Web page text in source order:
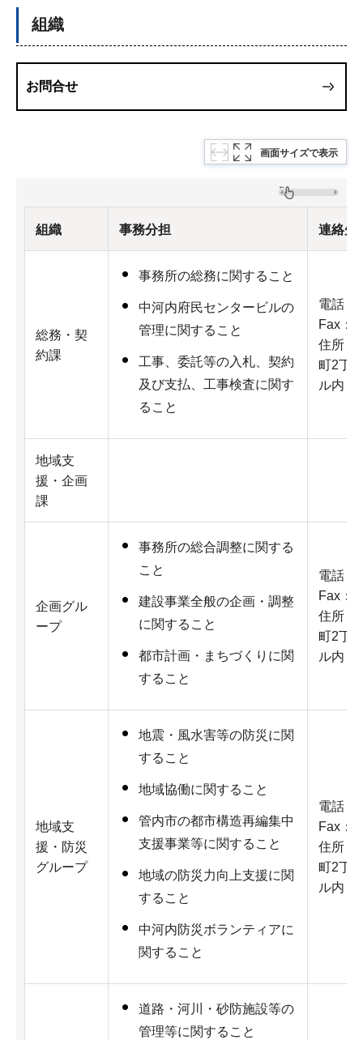
組織
お問合せ
画面サイズで表示
組織 事務分担 連絡先
総務・契
約課
事務所の総務に関すること
中河内府民センタービルの
管理に関すること
工事、委託等の入札、契約
及び支払、工事検査に関す
ること
電話：
Fax：
住所：
町2丁
ル内
地域支
援・企画
課
企画グル
ープ
事務所の総合調整に関する
こと
建設事業全般の企画・調整
に関すること
都市計画・まちづくりに関
すること
電話：
Fax：
住所：
町2丁
ル内
地域支
援・防災
グループ
地震・風水害等の防災に関
すること
地域協働に関すること
管内市の都市構造再編集中
支援事業等に関すること
地域の防災力向上支援に関
すること
中河内防災ボランティアに
関すること
電話：
Fax：
住所：
町2丁
ル内
道路・河川・砂防施設等の
管理等に関すること